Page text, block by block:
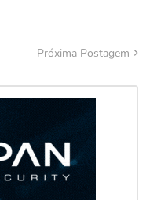
Próxima Postagem